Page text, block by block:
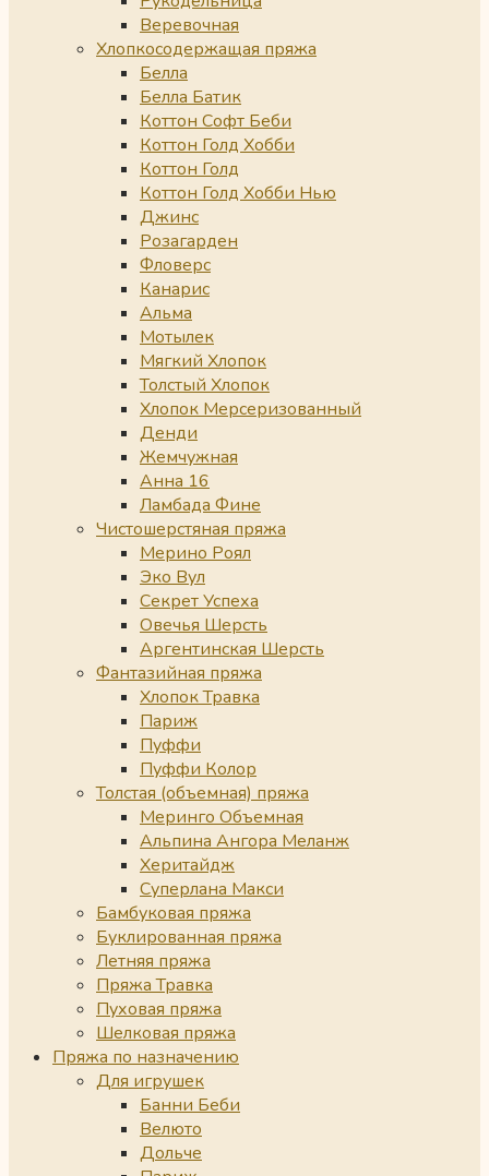
Веревочная
Хлопкосодержащая пряжа
Белла
Белла Батик
Коттон Софт Беби
Коттон Голд Хобби
Коттон Голд
Коттон Голд Хобби Нью
Джинс
Розагарден
Фловерс
Канарис
Альма
Мотылек
Мягкий Хлопок
Толстый Хлопок
Хлопок Мерсеризованный
Денди
Жемчужная
Анна 16
Ламбада Фине
Чистошерстяная пряжа
Мерино Роял
Эко Вул
Секрет Успеха
Овечья Шерсть
Аргентинская Шерсть
Фантазийная пряжа
Хлопок Травка
Париж
Пуффи
Пуффи Колор
Толстая (объемная) пряжа
Меринго Объемная
Альпина Ангора Меланж
Херитайдж
Суперлана Макси
Бамбуковая пряжа
Буклированная пряжа
Летняя пряжа
Пряжа Травка
Пуховая пряжа
Шелковая пряжа
Пряжа по назначению
Для игрушек
Банни Беби
Велюто
Дольче